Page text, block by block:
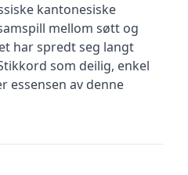
kantonesiske
mellom søtt og
har spredt seg langt
som deilig, enkel
essensen av denne